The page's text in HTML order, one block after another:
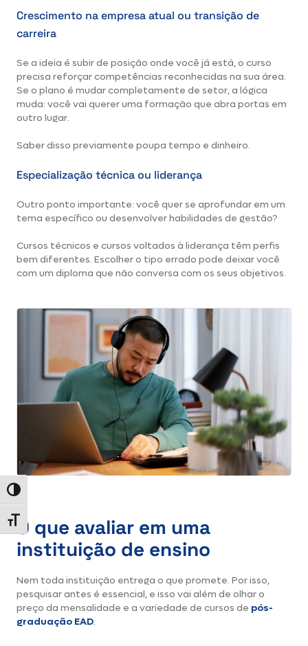
Alternar alto contraste
Alternar tamanho da fonte
Crescimento na empresa atual ou transição de
carreira
Se a ideia é subir de posição onde você já está, o curso
precisa reforçar competências reconhecidas na sua área.
Se o plano é mudar completamente de setor, a lógica
muda: você vai querer uma formação que abra portas em
outro lugar.
Saber disso previamente poupa tempo e dinheiro.
Especialização técnica ou liderança
Outro ponto importante: você quer se aprofundar em um
tema específico ou desenvolver habilidades de gestão?
Cursos técnicos e cursos voltados à liderança têm perfis
bem diferentes. Escolher o tipo errado pode deixar você
com um diploma que não conversa com os seus objetivos.
O que avaliar em uma
instituição de ensino
Nem toda instituição entrega o que promete. Por isso,
pesquisar antes é essencial, e isso vai além de olhar o
preço da mensalidade e a variedade de cursos de pós-
graduação EAD.